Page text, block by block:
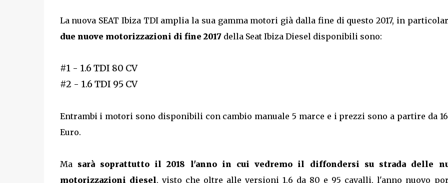
La nuova SEAT Ibiza TDI amplia la sua gamma motori già dalla fine di questo 2017, in
due nuove motorizzazioni di fine 2017della Seat Ibiza Diesel disponibili sono:
#1 - 1.6 TDI 80 CV
#2 - 1.6 TDI 95 CV
Entrambi i motori sono disponibili con cambio manuale 5 marce e i prezzi sono a partire da
Euro.
Ma sarà soprattutto il 2018 l'anno in cui vedremo il diffondersi su strada delle
motorizzazioni diesel, visto che oltre alle versioni 1.6 da 80 e 95 cavalli, l'anno nuovo